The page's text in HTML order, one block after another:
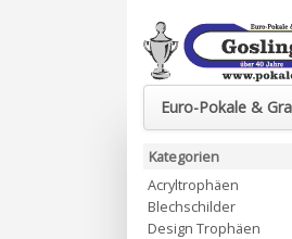
Euro-Pokale &
Kategorien
Acryltrophäen
Blechschilder
Design Trophäen